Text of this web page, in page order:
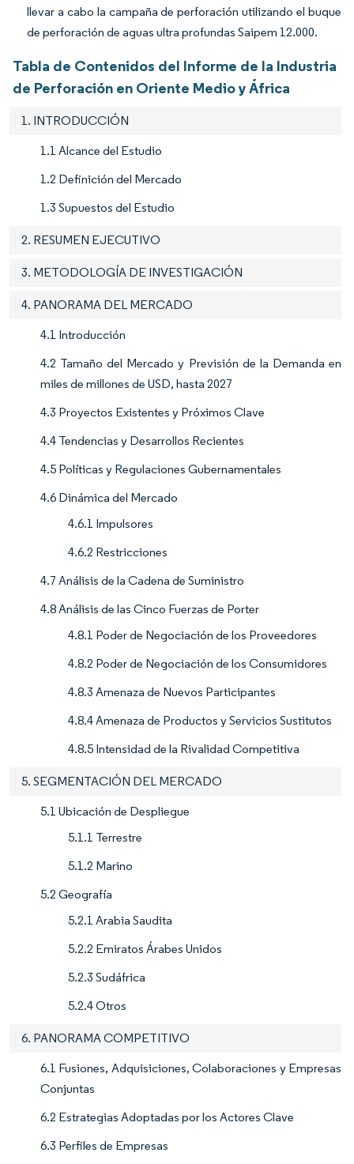
llevar a cabo la campaña de perforación utilizando el buque
de perforación de aguas ultra profundas Saipem 12.000.
Tabla de Contenidos del Informe de la Industria
de Perforación en Oriente Medio y África
1. INTRODUCCIÓN
1.1 Alcance del Estudio
1.2 Definición del Mercado
1.3 Supuestos del Estudio
2. RESUMEN EJECUTIVO
3. METODOLOGÍA DE INVESTIGACIÓN
4. PANORAMA DEL MERCADO
4.1 Introducción
4.2 Tamaño del Mercado y Previsión de la Demanda en
miles de millones de USD, hasta 2027
4.3 Proyectos Existentes y Próximos Clave
4.4 Tendencias y Desarrollos Recientes
4.5 Políticas y Regulaciones Gubernamentales
4.6 Dinámica del Mercado
4.6.1 Impulsores
4.6.2 Restricciones
4.7 Análisis de la Cadena de Suministro
4.8 Análisis de las Cinco Fuerzas de Porter
4.8.1 Poder de Negociación de los Proveedores
4.8.2 Poder de Negociación de los Consumidores
4.8.3 Amenaza de Nuevos Participantes
4.8.4 Amenaza de Productos y Servicios Sustitutos
4.8.5 Intensidad de la Rivalidad Competitiva
5. SEGMENTACIÓN DEL MERCADO
5.1 Ubicación de Despliegue
5.1.1 Terrestre
5.1.2 Marino
5.2 Geografía
5.2.1 Arabia Saudita
5.2.2 Emiratos Árabes Unidos
5.2.3 Sudáfrica
5.2.4 Otros
6. PANORAMA COMPETITIVO
6.1 Fusiones, Adquisiciones, Colaboraciones y Empresas
Conjuntas
6.2 Estrategias Adoptadas por los Actores Clave
6.3 Perfiles de Empresas